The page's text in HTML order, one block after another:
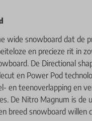
wide snowboard dat de
en precieze rit in
De Directional
en Power Pod
en teenoverlapping en
De Nitro Magnum is de
breed snowboard willen